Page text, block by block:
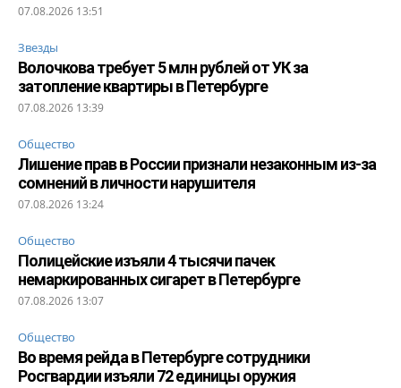
07.08.2026 13:51
Звезды
Волочкова требует 5 млн рублей от УК за
затопление квартиры в Петербурге
07.08.2026 13:39
Общество
Лишение прав в России признали незаконным из-за
сомнений в личности нарушителя
07.08.2026 13:24
Общество
Полицейские изъяли 4 тысячи пачек
немаркированных сигарет в Петербурге
07.08.2026 13:07
Общество
Во время рейда в Петербурге сотрудники
Росгвардии изъяли 72 единицы оружия